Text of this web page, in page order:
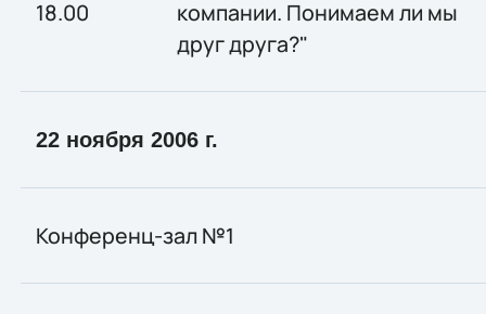
18.00
компании. Понимаем ли мы
друг друга?"
22 ноября 2006 г.
Конференц-зал №1